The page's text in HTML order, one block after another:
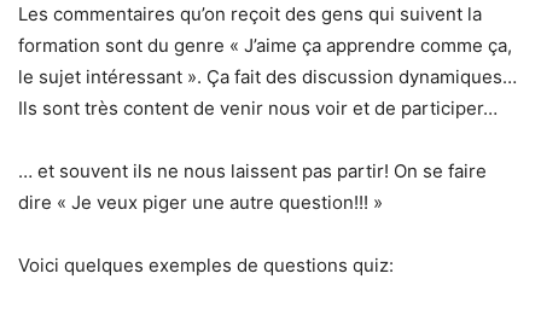
Les commentaires qu’on reçoit des gens qui suivent la
formation sont du genre « J’aime ça apprendre comme ça,
le sujet intéressant ». Ça fait des discussion dynamiques…
Ils sont très content de venir nous voir et de participer…
… et souvent ils ne nous laissent pas partir! On se faire
dire « Je veux piger une autre question!!! »
Voici quelques exemples de questions quiz: